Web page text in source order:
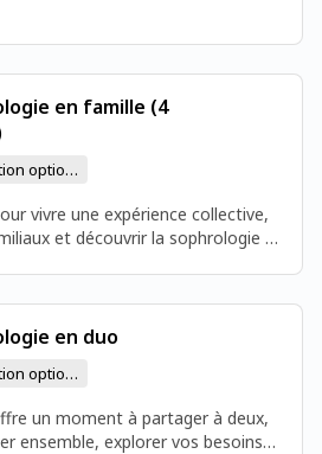
du Bois, 31140 Pechbonnieu ⚠️
O.Santé, 6 Place de la Mairie
le mardi et/ou jeudi
- Le lieu exact du RDV
l’avance
en famille (4
3 location options
vivre une expérience collective,
et découvrir la sophrologie à
Cabinet Orée du Bois – 13 rue de
⚠️ ATTENTION :
de la Mairie 31140 Pechbonnieu
et/ou jeudi après-midi et samedi
en duo
3 location options
un moment à partager à deux,
ensemble, explorer vos besoins